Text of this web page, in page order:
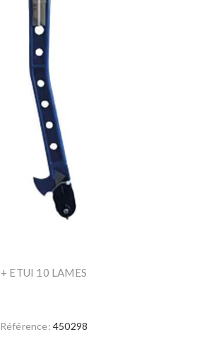
+ ETUI 10 LAMES
Référence: 450298